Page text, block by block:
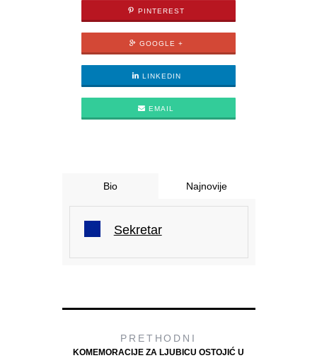
PINTEREST
GOOGLE +
LINKEDIN
EMAIL
Bio Najnovije
Sekretar
PRETHODNI
KOMEMORACIJE ZA LJUBICU OSTOJIĆ U